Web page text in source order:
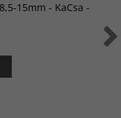
miedź pokryta 24k